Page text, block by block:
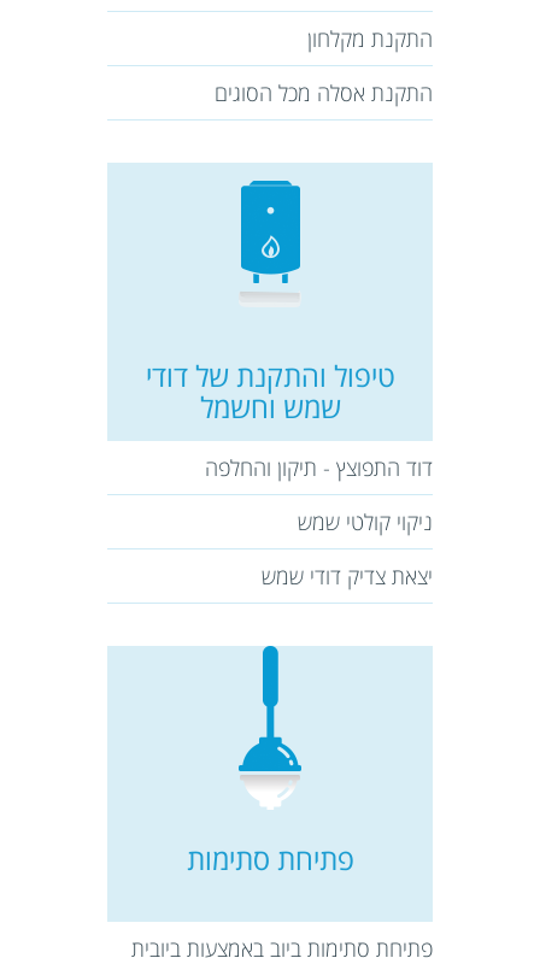
התקנת מקלחון
התקנת אסלה מכל הסוגים
טיפול והתקנת של דודי
שמש וחשמל
דוד התפוצץ - תיקון והחלפה
ניקוי קולטי שמש
יצאת צדיק דודי שמש
פתיחת סתימות
פתיחת סתימות ביוב באמצעות ביובית